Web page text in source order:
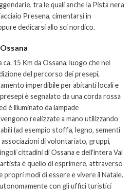
tra le quali anche la Pista nera
Presena, cimentarsi in
dedicarsi allo sci nordico.
15 Km da Ossana, luogo che nel
del percorso dei presepi,
imperdibile per abitanti locali e
è segnalato da una corda rossa
è illuminato da lampade
realizzate a mano utilizzando
(ad esempio stoffa, legno, sementi
di volontariato, gruppi,
cittadini di Ossana e dell'intera Val
è quello di esprimere, attraverso
propri modi di essere e vivere il Natale.
con gli uffici turistici